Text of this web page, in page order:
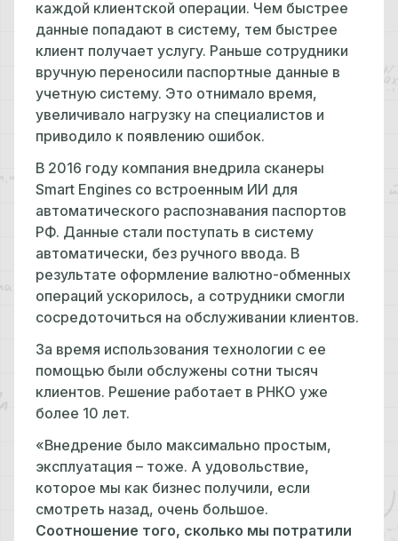
каждой клиентской операции. Чем быстрее
данные попадают в систему, тем быстрее
клиент получает услугу. Раньше сотрудники
вручную переносили паспортные данные в
учетную систему. Это отнимало время,
увеличивало нагрузку на специалистов и
приводило к появлению ошибок.
В 2016 году компания внедрила сканеры
Smart Engines со встроенным ИИ для
автоматического распознавания паспортов
РФ. Данные стали поступать в систему
автоматически, без ручного ввода. В
результате оформление валютно-обменных
операций ускорилось, а сотрудники смогли
сосредоточиться на обслуживании клиентов.
За время использования технологии с ее
помощью были обслужены сотни тысяч
клиентов. Решение работает в РНКО уже
более 10 лет.
«Внедрение было максимально простым,
эксплуатация – тоже. А удовольствие,
которое мы как бизнес получили, если
смотреть назад, очень большое.
Соотношение того, сколько мы потратили